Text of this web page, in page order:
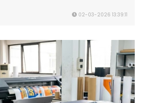
02-03-2026 13:39:11